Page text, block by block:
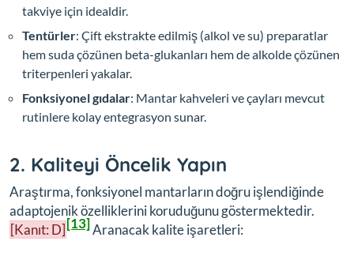
takviye için idealdir.
Tentürler: Çift ekstrakte edilmiş (alkol ve su) preparatlar
hem suda çözünen beta-glukanları hem de alkolde çözünen
triterpenleri yakalar.
Fonksiyonel gıdalar: Mantar kahveleri ve çayları mevcut
rutinlere kolay entegrasyon sunar.
2. Kaliteyi Öncelik Yapın
Araştırma, fonksiyonel mantarların doğru işlendiğinde
adaptojenik özelliklerini koruduğunu göstermektedir.
[Kanıt: D][13]Aranacak kalite işaretleri: